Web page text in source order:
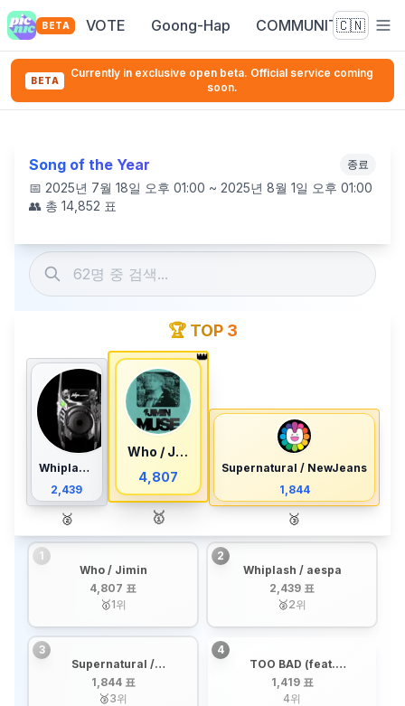
BETA VOTE Goong-Hap COMMUNITY🇨🇳
BETA
Currently in exclusive open beta. Official service coming
soon.
Song of the Year 종료
📅 2025년 7월 18일 오후 01:00 ~ 2025년 8월 1일 오후 01:00
👥 총 14,852 표
🏆 TOP 3
Whiplash / aespa
2,439
🥈
👑
Who / Jimin
4,807
🥇
Supernatural / NewJeans
1,844
🥉
1
Who / Jimin
4,807 표
🥇1위
2
Whiplash / aespa
2,439 표
🥈2위
3
Supernatural /
NewJeans
1,844 표
🥉3위
4
TOO BAD (feat.
Anderson .Paak) / G-
DRAGON
1,419 표
4위